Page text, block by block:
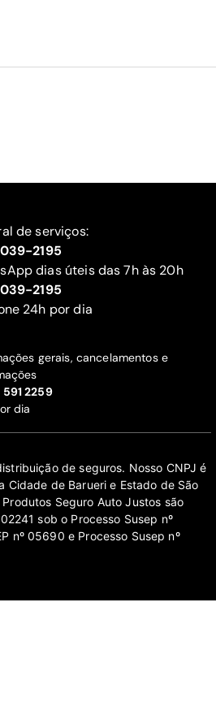
de serviços:
2195
dias úteis das 7h às 20h
2195
24h por dia
gerais, cancelamentos e
2259
dia
de seguros. Nosso CNPJ é
de Barueri e Estado de São
Seguro Auto Justos são
sob o Processo Susep nº
nº 05690 e Processo Susep nº